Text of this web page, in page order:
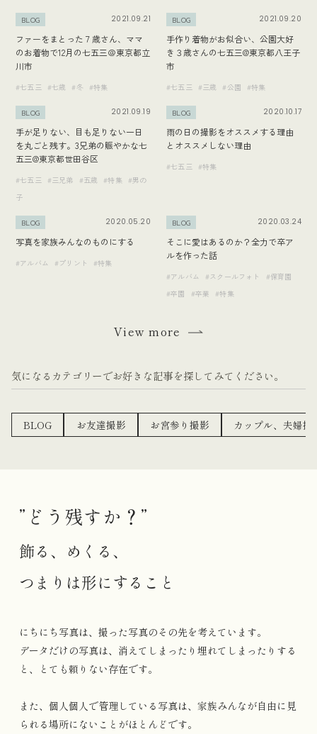
BLOG 2021.09.21
ファーをまとった７歳さん、ママ
のお着物で12月の七五三＠東京都立
川市
#七五三 #七歳 #冬 #特集
BLOG 2021.09.20
手作り着物がお似合い、公園大好
き３歳さんの七五三@東京都八王子
市
#七五三 #三歳 #公園 #特集
BLOG 2021.09.19
手が足りない、目も足りない一日
を丸ごと残す。3兄弟の賑やかな七
五三@東京都世田谷区
#七五三 #三兄弟 #五歳 #特集
#男の
子
BLOG 2020.10.17
雨の日の撮影をオススメする理由
とオススメしない理由
#七五三 #特集
BLOG 2020.05.20
写真を家族みんなのものにする
#アルバム #プリント #特集
BLOG 2020.03.24
そこに愛はあるのか？全力で卒ア
ルを作った話
#アルバム #スクールフォト
#保育園
#卒園
#卒業 #特集
View more
気になるカテゴリーでお好きな記事を探してみてください。
BLOG お友達撮影 お宮参り撮影 カップル、夫婦撮
”どう残すか？”
飾る、めくる、
つまりは形にすること
にちにち写真は、撮った写真のその先を考えています。
データだけの写真は、消えてしまったり埋れてしまったりする
と、とても頼りない存在です。
また、個人個人で管理している写真は、家族みんなが自由に見
られる場所にないことがほとんどです。